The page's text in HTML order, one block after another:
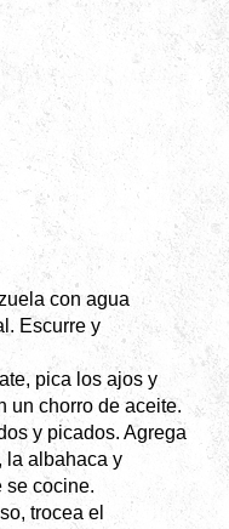
con agua
Escurre y
pica los ajos y
un chorro de aceite.
y picados. Agrega
la albahaca y
se cocine.
trocea el